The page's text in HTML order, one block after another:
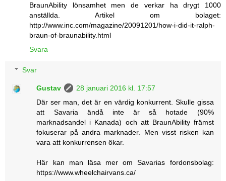
BraunAbility lönsamhet men de verkar ha drygt 1000
anställda. Artikel om bolaget:
http://www.inc.com/magazine/20091201/how-i-did-it-ralph-
braun-of-braunability.html
Svara
Svar
Gustav
28 januari 2016 kl. 17:57
Där ser man, det är en värdig konkurrent. Skulle gissa
att Savaria ändå inte är så hotade (90%
marknadsandel i Kanada) och att BraunAbility främst
fokuserar på andra marknader. Men visst risken kan
vara att konkurrensen ökar.
Här kan man läsa mer om Savarias fordonsbolag:
https://www.wheelchairvans.ca/